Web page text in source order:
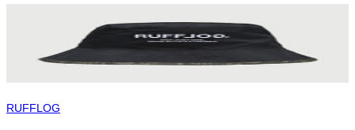
RUFFLOG